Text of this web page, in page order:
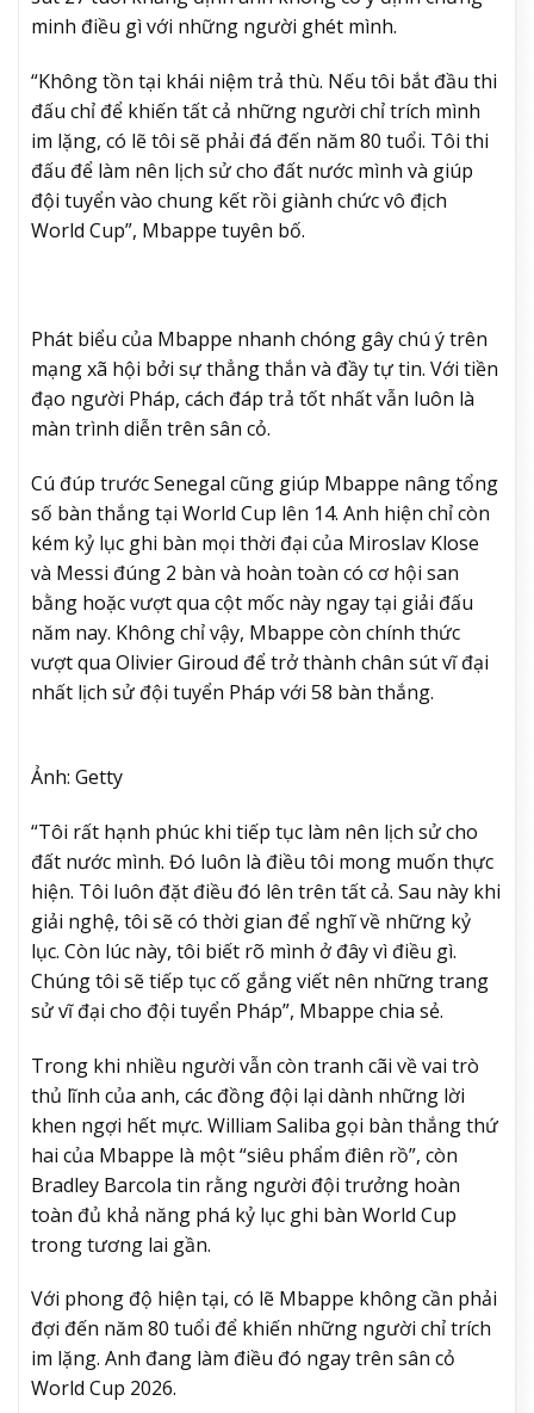
minh điều gì với những người ghét mình.
“Không tồn tại khái niệm trả thù. Nếu tôi bắt đầu thi
đấu chỉ để khiến tất cả những người chỉ trích mình
im lặng, có lẽ tôi sẽ phải đá đến năm 80 tuổi. Tôi thi
đấu để làm nên lịch sử cho đất nước mình và giúp
đội tuyển vào chung kết rồi giành chức vô địch
World Cup”, Mbappe tuyên bố.
Phát biểu của Mbappe nhanh chóng gây chú ý trên
mạng xã hội bởi sự thẳng thắn và đầy tự tin. Với tiền
đạo người Pháp, cách đáp trả tốt nhất vẫn luôn là
màn trình diễn trên sân cỏ.
Cú đúp trước Senegal cũng giúp Mbappe nâng tổng
số bàn thắng tại World Cup lên 14. Anh hiện chỉ còn
kém kỷ lục ghi bàn mọi thời đại của Miroslav Klose
và Messi đúng 2 bàn và hoàn toàn có cơ hội san
bằng hoặc vượt qua cột mốc này ngay tại giải đấu
năm nay. Không chỉ vậy, Mbappe còn chính thức
vượt qua Olivier Giroud để trở thành chân sút vĩ đại
nhất lịch sử đội tuyển Pháp với 58 bàn thắng.
Ảnh: Getty
“Tôi rất hạnh phúc khi tiếp tục làm nên lịch sử cho
đất nước mình. Đó luôn là điều tôi mong muốn thực
hiện. Tôi luôn đặt điều đó lên trên tất cả. Sau này khi
giải nghệ, tôi sẽ có thời gian để nghĩ về những kỷ
lục. Còn lúc này, tôi biết rõ mình ở đây vì điều gì.
Chúng tôi sẽ tiếp tục cố gắng viết nên những trang
sử vĩ đại cho đội tuyển Pháp”, Mbappe chia sẻ.
Trong khi nhiều người vẫn còn tranh cãi về vai trò
thủ lĩnh của anh, các đồng đội lại dành những lời
khen ngợi hết mực. William Saliba gọi bàn thắng thứ
hai của Mbappe là một “siêu phẩm điên rồ”, còn
Bradley Barcola tin rằng người đội trưởng hoàn
toàn đủ khả năng phá kỷ lục ghi bàn World Cup
trong tương lai gần.
Với phong độ hiện tại, có lẽ Mbappe không cần phải
đợi đến năm 80 tuổi để khiến những người chỉ trích
im lặng. Anh đang làm điều đó ngay trên sân cỏ
World Cup 2026.